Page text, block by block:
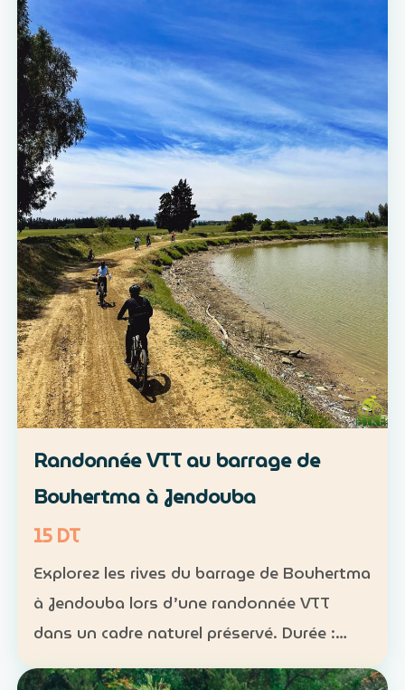
Randonnée VTT au barrage de
Bouhertma à Jendouba
15 DT
Explorez les rives du barrage de Bouhertma
à Jendouba lors d’une randonnée VTT
dans un cadre naturel préservé. Durée :
environ 1 h à 1 h 30 Niveau : intermédiaire